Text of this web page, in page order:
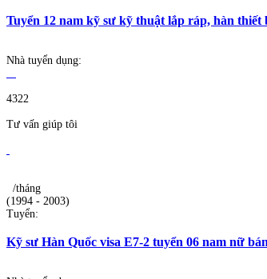
Tuyển 12 nam kỹ sư kỹ thuật lắp ráp, hàn
Nhà tuyển dụng:
4322
Tư vấn giúp tôi
/tháng
(1994 - 2003)
Tuyển:
Kỹ sư Hàn Quốc visa E7-2 tuyển 06 nam nữ